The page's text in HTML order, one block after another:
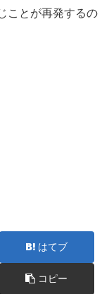
ことが再発するの
はてブ
コピー